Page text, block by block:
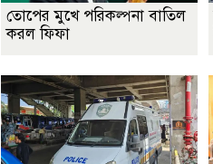
তোপের মুখে পরিকল্পনা বাতিল
করল ফিফা